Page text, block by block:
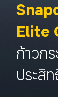
Elite
ก้าวก
ประสิ